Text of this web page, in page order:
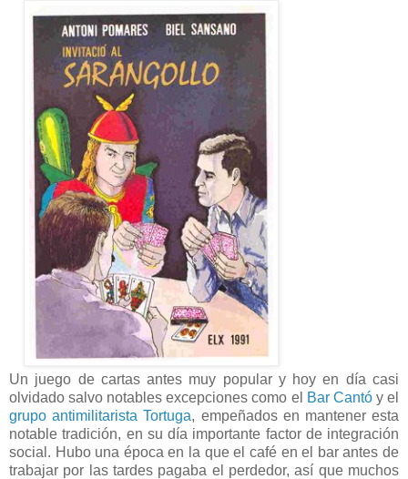
Un juego de cartas antes muy popular y hoy en día casi
olvidado salvo notables excepciones como el Bar Cantó y el
grupo antimilitarista Tortuga, empeñados en mantener esta
notable tradición, en su día importante factor de integración
social. Hubo una época en la que el café en el bar antes de
trabajar por las tardes pagaba el perdedor, así que muchos